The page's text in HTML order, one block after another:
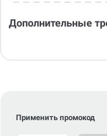
Дополнительные
Применить промокод